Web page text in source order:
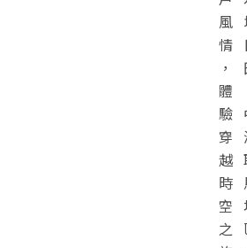
風
情
，
體
驗
穿
越
時
空
之